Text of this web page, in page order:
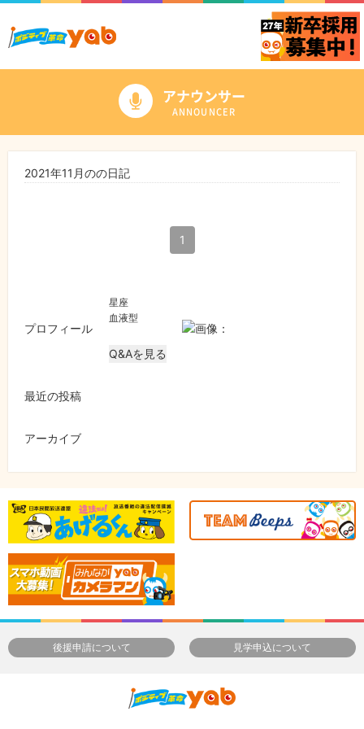
アナウンサー
ANNOUNCER
2021年11月のの日記
1
プロフィール
星座
血液型
Q&Aを見る
最近の投稿
アーカイブ
後援申請について 見学申込について